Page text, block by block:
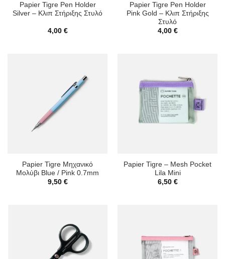
Papier Tigre Pen Holder
Silver – Κλιπ Στήριξης Στυλό
4,00 €
Papier Tigre Pen Holder
Pink Gold – Κλιπ Στήριξης
Στυλό
4,00 €
Papier Tigre Μηχανικό
Μολύβι Blue / Pink 0.7mm
9,50 €
Papier Tigre – Mesh Pocket
Lila Mini
6,50 €